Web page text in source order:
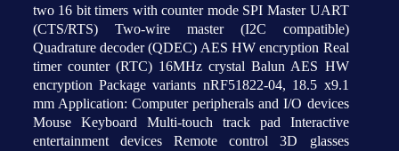
two 16 bit timers with counter mode SPI Master UART
(CTS/RTS) Two-wire master (I2C compatible)
Quadrature decoder (QDEC) AES HW encryption Real
timer counter (RTC) 16MHz crystal Balun AES HW
encryption Package variants nRF51822-04, 18.5 x9.1
mm Application: Computer peripherals and I/O devices
Mouse Keyboard Multi-touch track pad Interactive
entertainment devices Remote control 3D glasses